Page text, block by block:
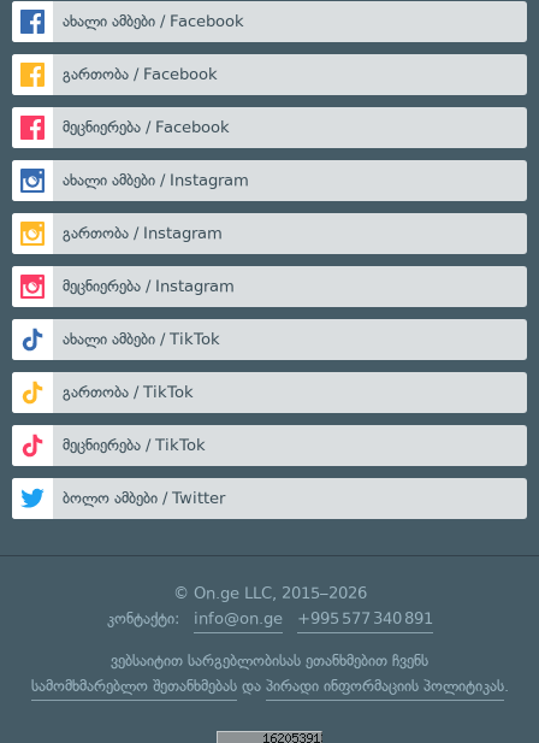
ახალი ამბები / Facebook
გართობა / Facebook
მეცნიერება / Facebook
ახალი ამბები / Instagram
გართობა / Instagram
მეცნიერება / Instagram
ახალი ამბები / TikTok
გართობა / TikTok
მეცნიერება / TikTok
ბოლო ამბები / Twitter
© On.ge LLC, 2015–2026
კონტაქტი: info@on.ge +995 577 340 891
ვებსაიტით სარგებლობისას ეთანხმებით ჩვენს
სამომხმარებლო შეთანხმებასდა პირადი ინფორმაციის პოლიტიკას.